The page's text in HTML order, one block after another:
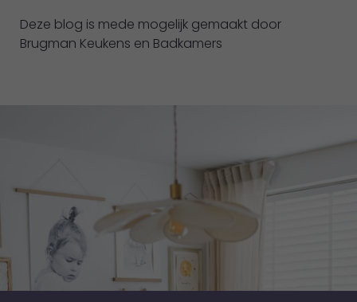
Deze blog is mede mogelijk gemaakt door
Brugman Keukens en Badkamers